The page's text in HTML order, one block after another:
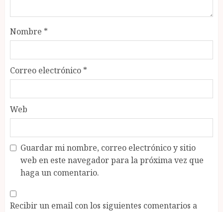
Nombre *
Correo electrónico *
Web
Guardar mi nombre, correo electrónico y sitio
web en este navegador para la próxima vez que
haga un comentario.
Recibir un email con los siguientes comentarios a